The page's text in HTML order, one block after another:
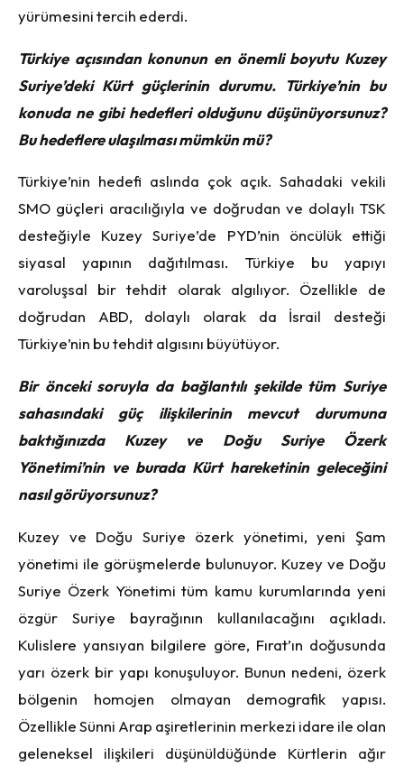
yürümesini tercih ederdi.
Türkiye açısından konunun en önemli boyutu Kuzey
Suriye’deki Kürt güçlerinin durumu. Türkiye’nin bu
konuda ne gibi hedefleri olduğunu düşünüyorsunuz?
Bu hedeflere ulaşılması mümkün mü?
Türkiye’nin hedefi aslında çok açık. Sahadaki vekili
SMO güçleri aracılığıyla ve doğrudan ve dolaylı TSK
desteğiyle Kuzey Suriye’de PYD’nin öncülük ettiği
siyasal yapının dağıtılması. Türkiye bu yapıyı
varoluşsal bir tehdit olarak algılıyor. Özellikle de
doğrudan ABD, dolaylı olarak da İsrail desteği
Türkiye’nin bu tehdit algısını büyütüyor.
Bir önceki soruyla da bağlantılı şekilde tüm Suriye
sahasındaki güç ilişkilerinin mevcut durumuna
baktığınızda Kuzey ve Doğu Suriye Özerk
Yönetimi’nin ve burada Kürt hareketinin geleceğini
nasıl görüyorsunuz?
Kuzey ve Doğu Suriye özerk yönetimi, yeni Şam
yönetimi ile görüşmelerde bulunuyor. Kuzey ve Doğu
Suriye Özerk Yönetimi tüm kamu kurumlarında yeni
özgür Suriye bayrağının kullanılacağını açıkladı.
Kulislere yansıyan bilgilere göre, Fırat’ın doğusunda
yarı özerk bir yapı konuşuluyor. Bunun nedeni, özerk
bölgenin homojen olmayan demografik yapısı.
Özellikle Sünni Arap aşiretlerinin merkezi idare ile olan
geleneksel ilişkileri düşünüldüğünde Kürtlerin ağır